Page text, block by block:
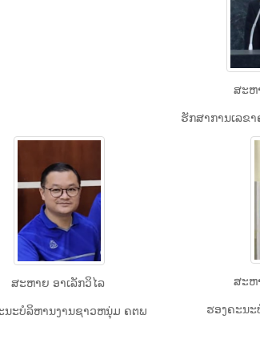
ສະຫ
ຮັກສາການເລຂ
ສະຫາຍ ອາເລັກວິໄລ
ນະບໍລິຫານງານຊາວຫນຸ່ມ ຄຕພ
ສະຫ
ຮອງຄະນ